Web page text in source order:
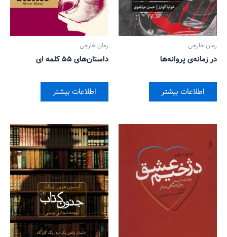
رمان خارجی
در زمانه‌ی پروانه‌ها
اطلاعات بیشتر
رمان خارجی
داستان‌های ۵۵ کلمه ای
اطلاعات بیشتر